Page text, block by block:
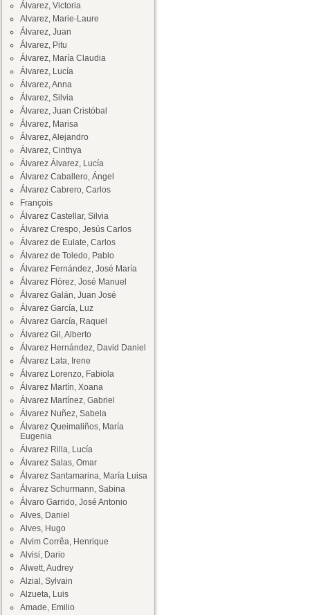
Álvarez, Victoria
Alvarez, Marie-Laure
Álvarez, Juan
Álvarez, Pitu
Álvarez, María Claudia
Álvarez, Lucía
Álvarez, Anna
Álvarez, Silvia
Álvarez, Juan Cristóbal
Álvarez, Marisa
Álvarez, Alejandro
Álvarez, Cinthya
Álvarez Álvarez, Lucía
Álvarez Caballero, Ángel
Álvarez Cabrero, Carlos
François
Álvarez Castellar, Silvia
Álvarez Crespo, Jesús Carlos
Álvarez de Eulate, Carlos
Álvarez de Toledo, Pablo
Álvarez Fernández, José María
Álvarez Flórez, José Manuel
Álvarez Galán, Juan José
Álvarez García, Luz
Álvarez García, Raquel
Álvarez Gil, Alberto
Álvarez Hernández, David Daniel
Álvarez Lata, Irene
Álvarez Lorenzo, Fabiola
Álvarez Martín, Xoana
Álvarez Martínez, Gabriel
Álvarez Nuñez, Sabela
Álvarez Queimaliños, María
Eugenia
Álvarez Rilla, Lucía
Álvarez Salas, Omar
Álvarez Santamarina, María Luisa
Álvarez Schurmann, Sabina
Álvaro Garrido, José Antonio
Alves, Daniel
Alves, Hugo
Alvim Corrêa, Henrique
Alvisi, Dario
Alwett, Audrey
Alzial, Sylvain
Alzueta, Luis
Amade, Emilio